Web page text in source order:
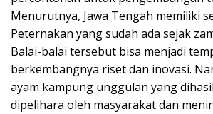
Menurutnya, Jawa Tengah memiliki
Peternakan yang sudah ada sejak
Balai-balai tersebut bisa menjadi
berkembangnya riset dan inovasi.
ayam kampung unggulan yang
dipelihara oleh masyarakat dan